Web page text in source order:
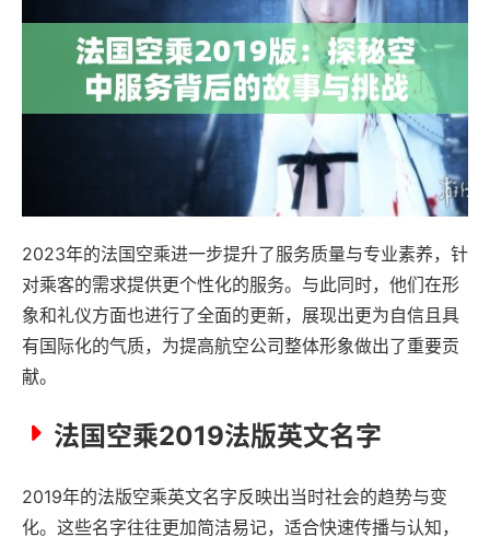
2023年的法国空乘进一步提升了服务质量与专业素养，针
对乘客的需求提供更个性化的服务。与此同时，他们在形
象和礼仪方面也进行了全面的更新，展现出更为自信且具
有国际化的气质，为提高航空公司整体形象做出了重要贡
献。
法国空乘2019法版英文名字
2019年的法版空乘英文名字反映出当时社会的趋势与变
化。这些名字往往更加简洁易记，适合快速传播与认知，